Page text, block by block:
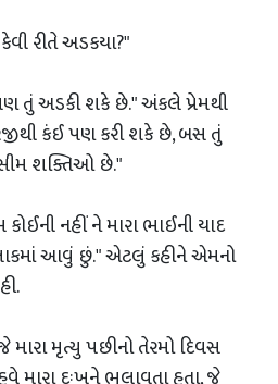
રીતે અડકયા?"
તું અડકી શકે છે." અંકલે પ્રેમથી
કંઈ પણ કરી શકે છે, બસ તું
શક્તિઓ છે."
નહીં ને મારા ભાઈની યાદ
આવું છું." એટલું કહીને એમનો
મૃત્યુ પછીનો તેરમો દિવસ